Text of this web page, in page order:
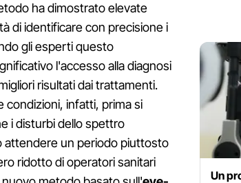
ha dimostrato elevate
di identificare con precisione i
gli esperti questo
l'accesso alla diagnosi
risultati dai trattamenti.
condizioni, infatti, prima si
i disturbi dello spettro
attendere un periodo piuttosto
ridotto di operatori sanitari
Un